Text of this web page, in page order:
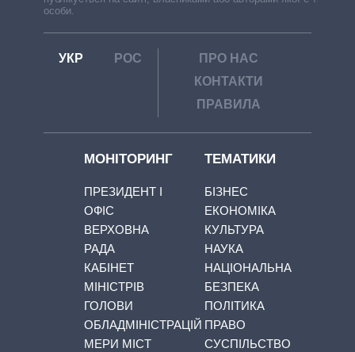
особи.
УКР РОС
ПРО НАС
КОНТАКТИ
ПРАВИЛА
МОНІТОРИНГ
ПРЕЗИДЕНТ І
ОФІС
ВЕРХОВНА
РАДА
КАБІНЕТ
МІНІСТРІВ
ГОЛОВИ
ОБЛАДМІНІСТРАЦІЙ
МЕРИ МІСТ
ТЕМАТИКИ
БІЗНЕС
ЕКОНОМІКА
КУЛЬТУРА
НАУКА
НАЦІОНАЛЬНА
БЕЗПЕКА
ПОЛІТИКА
ПРАВО
СУСПІЛЬСТВО